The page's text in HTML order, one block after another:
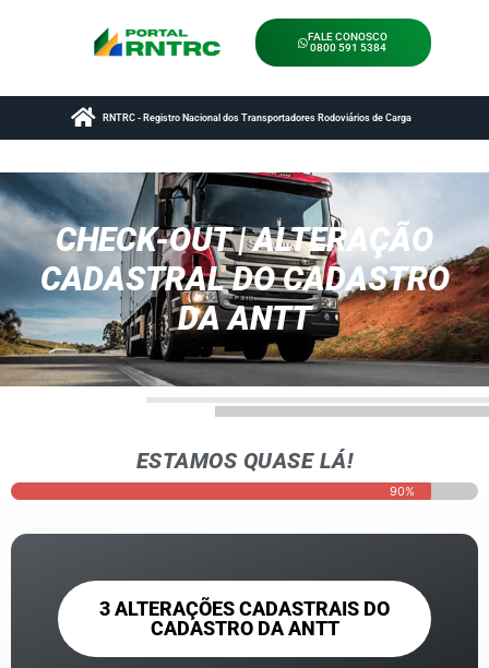
FALE CONOSCO
0800 591 5384
RNTRC - Registro Nacional dos Transportadores Rodoviários de Carga
CHECK-OUT | ALTERAÇÃO
CADASTRAL DO CADASTRO
DA ANTT
ESTAMOS QUASE LÁ!
90%
3 ALTERAÇÕES CADASTRAIS DO
CADASTRO DA ANTT​